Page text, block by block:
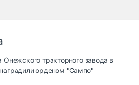
Онежского тракторного завода в
орденом "Сампо"